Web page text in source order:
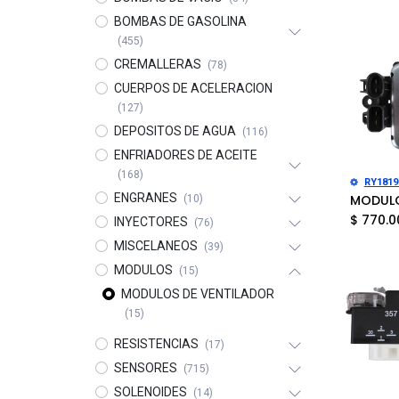
BOMBAS DE GASOLINA
(455)
CREMALLERAS (78)
CUERPOS DE ACELERACION
(127)
DEPOSITOS DE AGUA (116)
ENFRIADORES DE ACEITE
(168)
ENGRANES (10)
INYECTORES (76)
MISCELANEOS (39)
MODULOS (15)
MODULOS DE VENTILADOR
(15)
RESISTENCIAS (17)
SENSORES (715)
SOLENOIDES (14)
$